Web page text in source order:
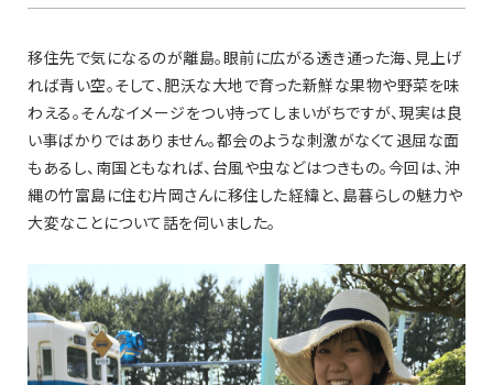
移住先で気になるのが離島。眼前に広がる透き通った海、見上げ
れば青い空。そして、肥沃な大地で育った新鮮な果物や野菜を味
わえる。そんなイメージをつい持ってしまいがちですが、現実は良
い事ばかりではありません。都会のような刺激がなくて退屈な面
もあるし、南国ともなれば、台風や虫などはつきもの。今回は、沖
縄の竹富島に住む片岡さんに移住した経緯と、島暮らしの魅力や
大変なことについて話を伺いました。